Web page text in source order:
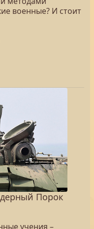
военные? И стоит
Порок
учения –